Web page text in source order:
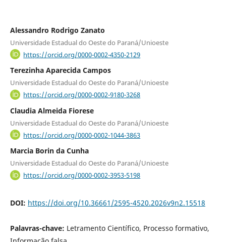
Alessandro Rodrigo Zanato
Universidade Estadual do Oeste do Paraná/Unioeste
https://orcid.org/0000-0002-4350-2129
Terezinha Aparecida Campos
Universidade Estadual do Oeste do Paraná/Unioeste
https://orcid.org/0000-0002-9180-3268
Claudia Almeida Fiorese
Universidade Estadual do Oeste do Paraná/Unioeste
https://orcid.org/0000-0002-1044-3863
Marcia Borin da Cunha
Universidade Estadual do Oeste do Paraná/Unioeste
https://orcid.org/0000-0002-3953-5198
DOI: https://doi.org/10.36661/2595-4520.2026v9n2.15518
Palavras-chave: Letramento Científico, Processo formativo,